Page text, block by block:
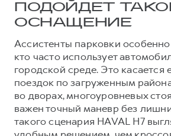
ПОДОЙДЕТ
ОСНАЩЕНИЕ
Ассистенты парковки
кто часто использует
городской среде. Это касается
поездок по загруженным
во дворах, многоуровневых
важен точный маневр без
такого сценария HAVAL H7